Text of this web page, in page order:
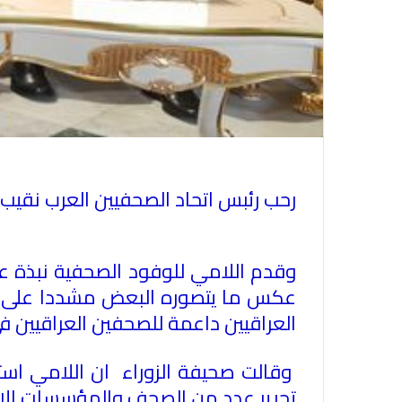
رحب رئبس اتحاد الصحفيين العرب
وقدم اللامي للوفود الصحفية
عكس ما يتصوره البعض مشددا على
العراقيين داعمة للصحفين
وقالت صحيفة الزوراء ان اللامي